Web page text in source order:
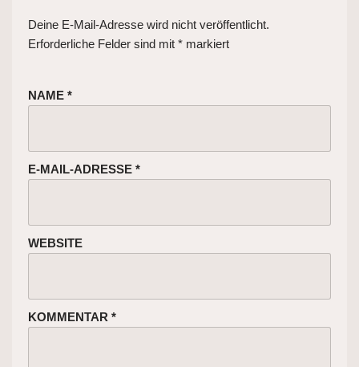
Deine E-Mail-Adresse wird nicht veröffentlicht.
Erforderliche Felder sind mit * markiert
NAME *
E-MAIL-ADRESSE *
WEBSITE
KOMMENTAR *